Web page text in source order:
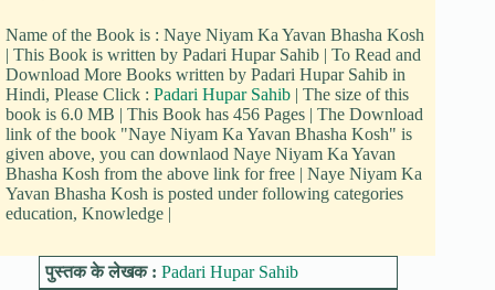
Name of the Book is : Naye Niyam Ka Yavan Bhasha Kosh
| This Book is written by Padari Hupar Sahib | To Read and
Download More Books written by Padari Hupar Sahib in
Hindi, Please Click : Padari Hupar Sahib | The size of this
book is 6.0 MB | This Book has 456 Pages | The Download
link of the book "Naye Niyam Ka Yavan Bhasha Kosh" is
given above, you can downlaod Naye Niyam Ka Yavan
Bhasha Kosh from the above link for free | Naye Niyam Ka
Yavan Bhasha Kosh is posted under following categories
education, Knowledge |
पुस्तक के लेखक : Padari Hupar Sahib